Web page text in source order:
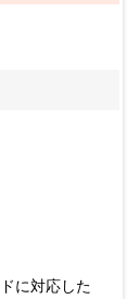
に対応した